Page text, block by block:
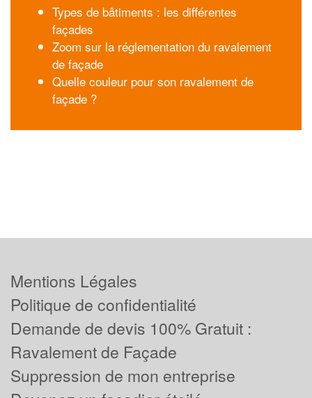
Types de bâtiments : les différentes
façades
Zoom sur la réglementation du ravalement
de façade
Quelle couleur pour son ravalement de
façade ?
Mentions Légales
Politique de confidentialité
Demande de devis 100% Gratuit :
Ravalement de Façade
Suppression de mon entreprise